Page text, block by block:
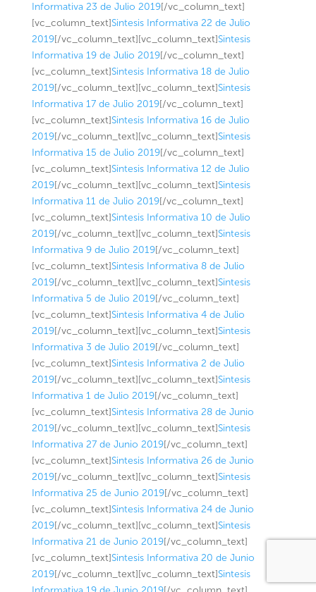
Informativa 23 de Julio 2019[/vc_column_text]
[vc_column_text]Sintesis Informativa 22 de Julio
2019[/vc_column_text][vc_column_text]Sintesis
Informativa 19 de Julio 2019[/vc_column_text]
[vc_column_text]Sintesis Informativa 18 de Julio
2019[/vc_column_text][vc_column_text]Sintesis
Informativa 17 de Julio 2019[/vc_column_text]
[vc_column_text]Sintesis Informativa 16 de Julio
2019[/vc_column_text][vc_column_text]Sintesis
Informativa 15 de Julio 2019[/vc_column_text]
[vc_column_text]Sintesis Informativa 12 de Julio
2019[/vc_column_text][vc_column_text]Sintesis
Informativa 11 de Julio 2019[/vc_column_text]
[vc_column_text]Sintesis Informativa 10 de Julio
2019[/vc_column_text][vc_column_text]Sintesis
Informativa 9 de Julio 2019[/vc_column_text]
[vc_column_text]Sintesis Informativa 8 de Julio
2019[/vc_column_text][vc_column_text]Sintesis
Informativa 5 de Julio 2019[/vc_column_text]
[vc_column_text]Sintesis Informativa 4 de Julio
2019[/vc_column_text][vc_column_text]Sintesis
Informativa 3 de Julio 2019[/vc_column_text]
[vc_column_text]Sintesis Informativa 2 de Julio
2019[/vc_column_text][vc_column_text]Sintesis
Informativa 1 de Julio 2019[/vc_column_text]
[vc_column_text]Sintesis Informativa 28 de Junio
2019[/vc_column_text][vc_column_text]Sintesis
Informativa 27 de Junio 2019[/vc_column_text]
[vc_column_text]Sintesis Informativa 26 de Junio
2019[/vc_column_text][vc_column_text]Sintesis
Informativa 25 de Junio 2019[/vc_column_text]
[vc_column_text]Sintesis Informativa 24 de Junio
2019[/vc_column_text][vc_column_text]Sintesis
Informativa 21 de Junio 2019[/vc_column_text]
[vc_column_text]Sintesis Informativa 20 de Junio
2019[/vc_column_text][vc_column_text]Sintesis